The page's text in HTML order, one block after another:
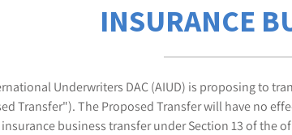
INSURANCE
Underwriters DAC (AIUD) is proposing to
Transfer"). The Proposed Transfer will have no
business transfer under Section 13 of the